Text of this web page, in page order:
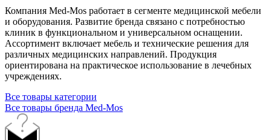
Компания Med-Mos работает в сегменте медицинской мебели
и оборудования. Развитие бренда связано с потребностью
клиник в функциональном и универсальном оснащении.
Ассортимент включает мебель и технические решения для
различных медицинских направлений. Продукция
ориентирована на практическое использование в лечебных
учреждениях.
Все товары категории
Все товары бренда Med-Mos